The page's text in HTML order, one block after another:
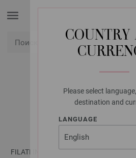
COUNTRY
Please select
destination and
LANGUAGE
LANA
ТРЯПОЧКА
FILATI INFANTI No. 16 - инструкции